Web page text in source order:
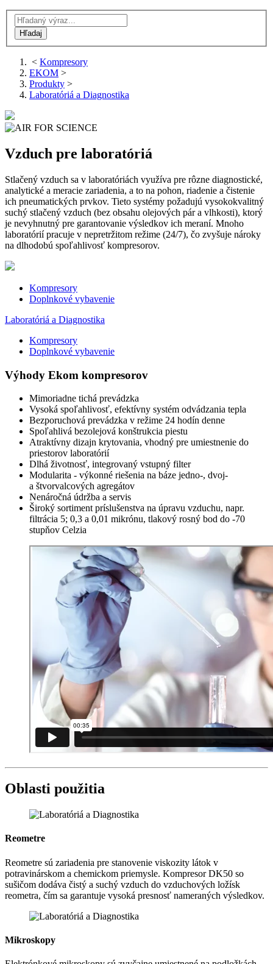
< Kompresory
EKOM >
Produkty >
Laboratóriá a Diagnostika
Vzduch pre laboratóriá
Stlačený vzduch sa v laboratóriách využíva pre rôzne diagnostické,
analytické a meracie zariadenia, a to na pohon, riadenie a čistenie
ich pneumatických prvkov. Tieto systémy požadujú vysokokvalitný
suchý stlačený vzduch (bez obsahu olejových pár a vlhkosti), ktorý
je nevyhnutný pre garantovanie výsledkov ich meraní. Mnoho
laboratórií pracuje v nepretržitom režime (24/7), čo zvyšuje nároky
na dlhodobú spoľahlivosť kompresorov.
Kompresory
Doplnkové vybavenie
Laboratóriá a Diagnostika
Kompresory
Doplnkové vybavenie
Výhody Ekom kompresorov
Mimoriadne tichá prevádzka
Vysoká spoľahlivosť, efektívny systém odvádzania tepla
Bezporuchová prevádzka v režime 24 hodín denne
Spoľahlivá bezolejová konštrukcia piestu
Atraktívny dizajn krytovania, vhodný pre umiestnenie do
priestorov laboratórií
Dlhá životnosť, integrovaný vstupný filter
Modularita - výkonné riešenia na báze jedno-, dvoj-
a štvorvalcových agregátov
Nenáročná údržba a servis
Široký sortiment príslušenstva na úpravu vzduchu, napr.
filtrácia 5; 0,3 a 0,01 mikrónu, tlakový rosný bod do -70
stupňov Celzia
Oblasti použitia
Reometre
Reometre sú zariadenia pre stanovenie viskozity látok v
potravinárskom a chemickom priemysle. Kompresor DK50 so
sušičom dodáva čistý a suchý vzduch do vzduchových ložísk
reometra, čím sa garantuje vysoká presnosť nameraných výsledkov.
Mikroskopy